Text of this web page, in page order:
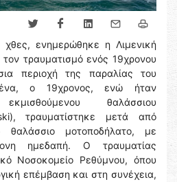
ενημερώθηκε η Λιμενική
τραυματισμό ενός 19χρονου
περιοχή της παραλίας του
ο 19χρονος, ενώ ήταν
θαλάσσιου
τραυματίστηκε μετά από
μοτοποδήλατο, με
ημεδαπή. Ο τραυματίας
Νοσοκομείο Ρεθύμνου, όπου
επέμβαση και στη συνέχεια,